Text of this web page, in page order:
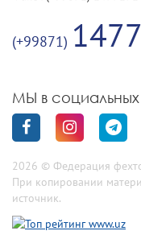
(+99871)
МЫ в социальных
2026 © Федерация
При копировании
источник.